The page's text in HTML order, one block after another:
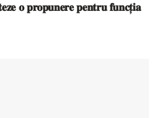
𝐨 𝐩𝐫𝐨𝐩𝐮𝐧𝐞𝐫𝐞 𝐩𝐞𝐧𝐭𝐫𝐮 𝐟𝐮𝐧𝐜𝐭̦𝐢𝐚